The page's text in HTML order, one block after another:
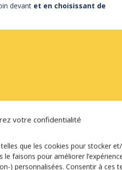
votre confidentialité
que les cookies pour stocker
faisons pour améliorer
) personnalisées. Consentir à ces
devant et en choisissant de